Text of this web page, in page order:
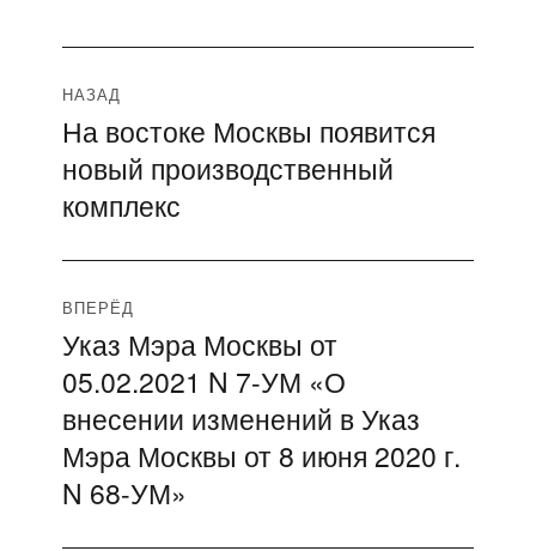
Навигация
по
записям
НАЗАД
Предыдущая
запись:
На востоке Москвы появится
новый производственный
комплекс
ВПЕРЁД
Следующая
запись:
Указ Мэра Москвы от
05.02.2021 N 7-УМ «О
внесении изменений в Указ
Мэра Москвы от 8 июня 2020 г.
N 68-УМ»